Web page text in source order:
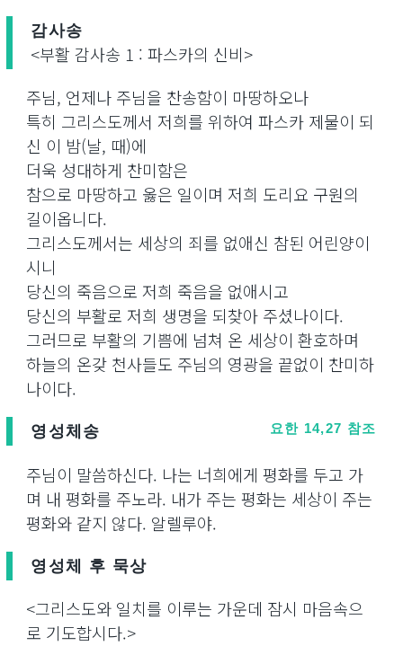
감사송
<부활 감사송 1 : 파스카의 신비>
주님, 언제나 주님을 찬송함이 마땅하오나
특히 그리스도께서 저희를 위하여 파스카 제물이 되
신 이 밤(날, 때)에
더욱 성대하게 찬미함은
참으로 마땅하고 옳은 일이며 저희 도리요 구원의
길이옵니다.
그리스도께서는 세상의 죄를 없애신 참된 어린양이
시니
당신의 죽음으로 저희 죽음을 없애시고
당신의 부활로 저희 생명을 되찾아 주셨나이다.
그러므로 부활의 기쁨에 넘쳐 온 세상이 환호하며
하늘의 온갖 천사들도 주님의 영광을 끝없이 찬미하
나이다.
영성체송 요한 14,27 참조
주님이 말씀하신다. 나는 너희에게 평화를 두고 가
며 내 평화를 주노라. 내가 주는 평화는 세상이 주는
평화와 같지 않다. 알렐루야.
영성체 후 묵상
<그리스도와 일치를 이루는 가운데 잠시 마음속으
로 기도합시다.>